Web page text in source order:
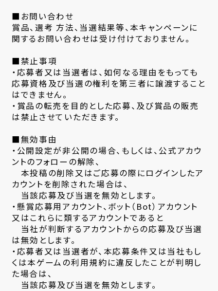
■お問い合わせ
賞品、選考 方法、当選結果等、本キャンペーンに
関するお問い合わせは受け付けておりません。
■禁止事項
・応募者又は当選者は、如何なる理由をもっても
応募資格及び当選の権利を第三者に譲渡すること
はできません。
・賞品の転売を目的とした応募、及び賞品の販売
は禁止させていただきます。
■無効事由
・公開設定が非公開の場合、もしくは、公式アカウ
ントのフォローの解除、
本投稿の削除又はご応募の際にログインしたア
カウントを削除された場合は、
当該応募及び当選を無効とします。
・懸賞応募用アカウント、ボット（Bot）アカウント
又はこれらに類するアカウントであると
当社が判断するアカウントからの応募及び当選
は無効とします。
・応募者又は当選者が、本応募条件又は当社もし
くは本ゲームの利用規約に違反したことが判明し
た場合は、
当該応募及び当選を無効とします。